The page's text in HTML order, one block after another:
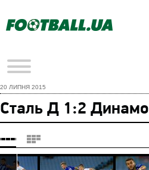
20 ЛИПНЯ 2015
Сталь Д 1:2 Динамо